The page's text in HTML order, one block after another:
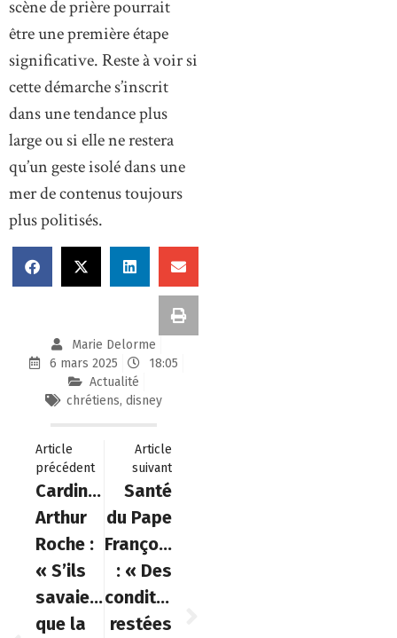
scène de prière pourrait
être une première étape
significative. Reste à voir si
cette démarche s’inscrit
dans une tendance plus
large ou si elle ne restera
qu’un geste isolé dans une
mer de contenus toujours
plus politisés.
Marie Delorme
6 mars 2025
18:05
Actualité
chrétiens, disney
Article
précédent
Cardinal
Arthur
Roche :
« S’ils
savaient
que la
Article
suivant
Santé
du Pape
François
: « Des
conditions
restées